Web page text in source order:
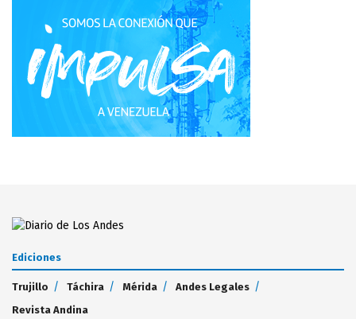
Ediciones
Trujillo Táchira Mérida
Andes Legales
Revista Andina